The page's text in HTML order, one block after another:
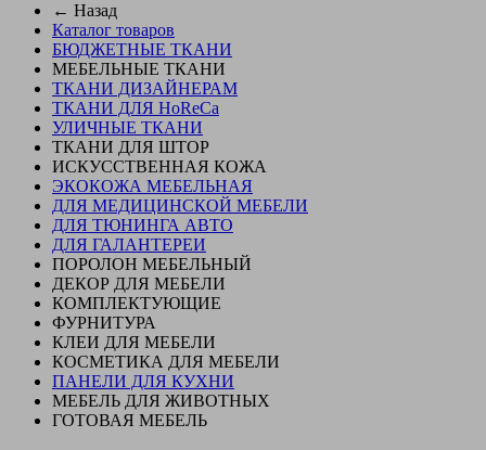
← Назад
Каталог товаров
БЮДЖЕТНЫЕ ТКАНИ
МЕБЕЛЬНЫЕ ТКАНИ
ТКАНИ ДИЗАЙНЕРАМ
ТКАНИ ДЛЯ HoReCa
УЛИЧНЫЕ ТКАНИ
ТКАНИ ДЛЯ ШТОР
ИСКУССТВЕННАЯ КОЖА
ЭКОКОЖА МЕБЕЛЬНАЯ
ДЛЯ МЕДИЦИНСКОЙ МЕБЕЛИ
ДЛЯ ТЮНИНГА АВТО
ДЛЯ ГАЛАНТЕРЕИ
ПОРОЛОН МЕБЕЛЬНЫЙ
ДЕКОР ДЛЯ МЕБЕЛИ
КОМПЛЕКТУЮЩИЕ
ФУРНИТУРА
КЛЕИ ДЛЯ МЕБЕЛИ
КОСМЕТИКА ДЛЯ МЕБЕЛИ
ПАНЕЛИ ДЛЯ КУХНИ
МЕБЕЛЬ ДЛЯ ЖИВОТНЫХ
ГОТОВАЯ МЕБЕЛЬ